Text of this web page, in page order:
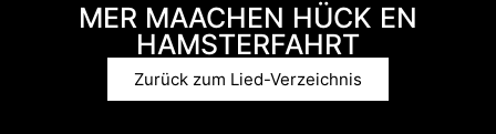
MER MAACHEN HÜCK EN
HAMSTERFAHRT
Zurück zum Lied-Verzeichnis